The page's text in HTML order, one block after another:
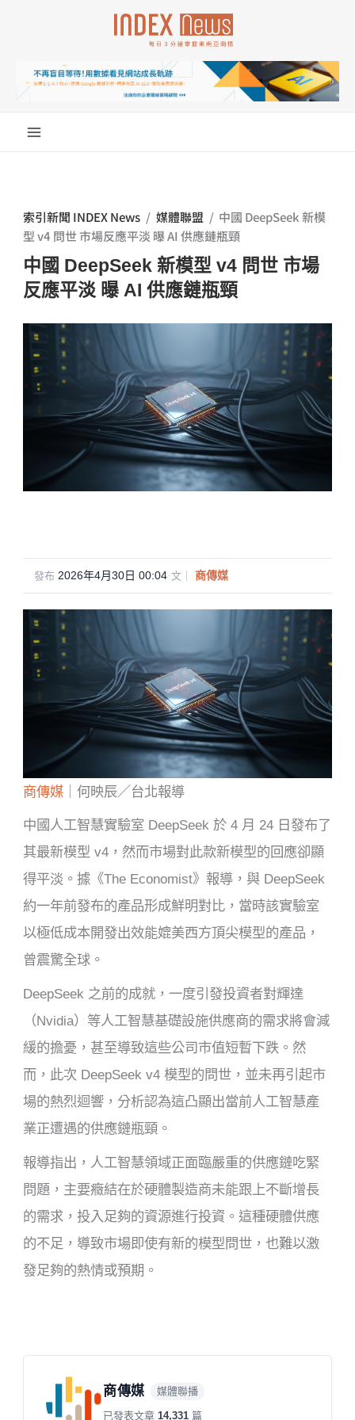
索引新聞 INDEX News / 媒體聯盟 / 中國 DeepSeek 新模
型 v4 問世 市場反應平淡 曝 AI 供應鏈瓶頸
中國 DeepSeek 新模型 v4 問世 市場
反應平淡 曝 AI 供應鏈瓶頸
發布 2026年4月30日 00:04·文｜ 商傳媒
商傳媒 ｜何映辰／台北報導
中國人工智慧實驗室 DeepSeek 於 4 月 24 日發布了
其最新模型 v4，然而市場對此款新模型的回應卻顯
得平淡。據《The Economist》報導，與 DeepSeek
約一年前發布的產品形成鮮明對比，當時該實驗室
以極低成本開發出效能媲美西方頂尖模型的產品，
曾震驚全球。
DeepSeek 之前的成就，一度引發投資者對輝達
（Nvidia）等人工智慧基礎設施供應商的需求將會減
緩的擔憂，甚至導致這些公司市值短暫下跌。然
而，此次 DeepSeek v4 模型的問世，並未再引起市
場的熱烈迴響，分析認為這凸顯出當前人工智慧產
業正遭遇的供應鏈瓶頸。
報導指出，人工智慧領域正面臨嚴重的供應鏈吃緊
問題，主要癥結在於硬體製造商未能跟上不斷增長
的需求，投入足夠的資源進行投資。這種硬體供應
的不足，導致市場即使有新的模型問世，也難以激
發足夠的熱情或預期。
商傳媒 媒體聯播
已發表文章14,331 篇